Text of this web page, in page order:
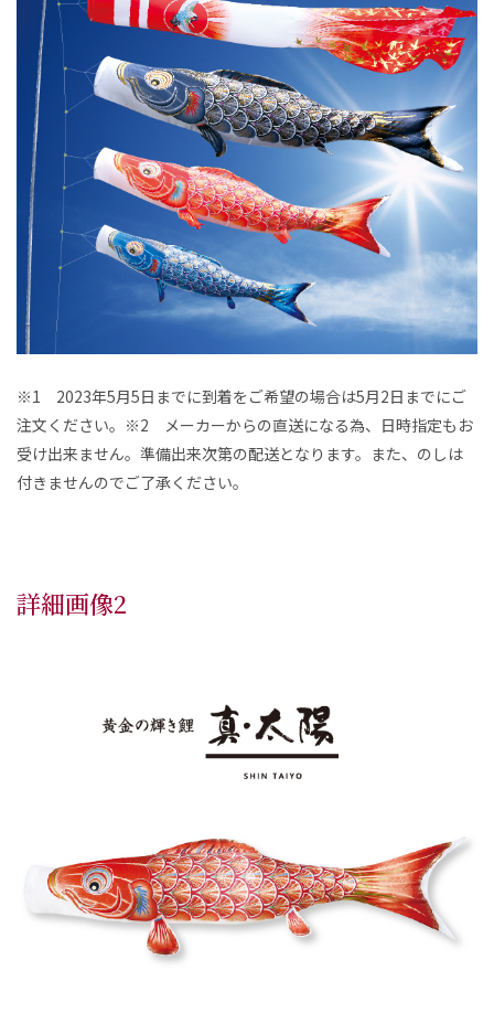
※1 2023年5月5日までに到着をご希望の場合は5月2日までにご
注文ください。※2 メーカーからの直送になる為、日時指定もお
受け出来ません。準備出来次第の配送となります。また、のしは
付きませんのでご了承ください。
詳細画像2